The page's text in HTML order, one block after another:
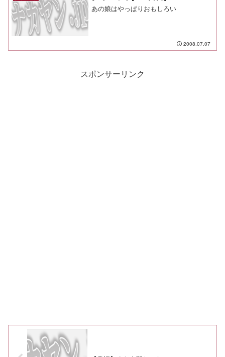
あの娘はやっぱりおもしろい
2008.07.07
スポンサーリンク